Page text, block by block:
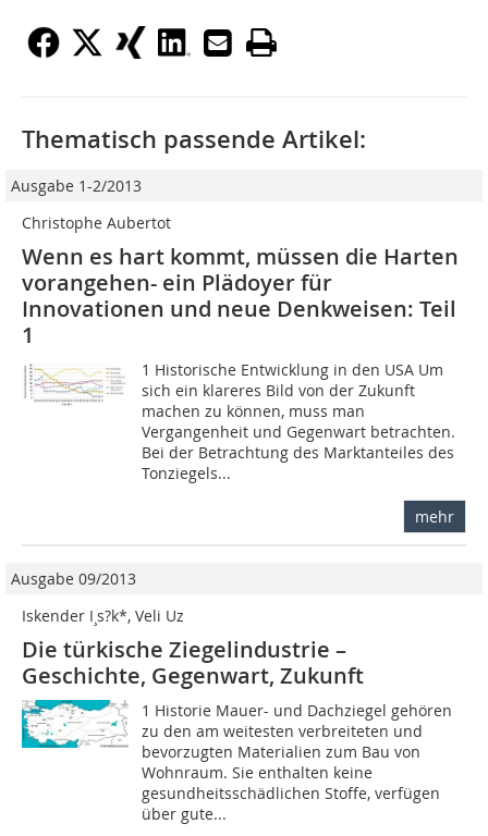
Thematisch passende Artikel:
Ausgabe 1-2/2013
Christophe Aubertot
Wenn es hart kommt, müssen die Harten
vorangehen- ein Plädoyer für
Innovationen und neue Denkweisen: Teil
1
1 Historische Entwicklung in den USA Um
sich ein klareres Bild von der Zukunft
machen zu können, muss man
Vergangenheit und Gegenwart betrachten.
Bei der Betrachtung des Marktanteiles des
Tonziegels...
mehr
Ausgabe 09/2013
Iskender I¸s?k*, Veli Uz
Die türkische Ziegelindustrie –
Geschichte, Gegenwart, Zukunft
1 Historie Mauer- und Dachziegel gehören
zu den am weitesten verbreiteten und
bevorzugten Materialien zum Bau von
Wohnraum. Sie enthalten keine
gesundheitsschädlichen Stoffe, verfügen
über gute...